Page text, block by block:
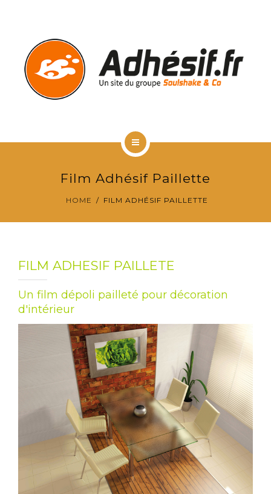
VITROPHANIE
CONTACT & DEVIS GRATUIT
CONTACT & DEVIS GRATUIT
Film Adhésif Paillette
HOME FILM ADHÉSIF PAILLETTE
FILM ADHESIF PAILLETE
Un film dépoli pailleté pour décoration
d'intérieur